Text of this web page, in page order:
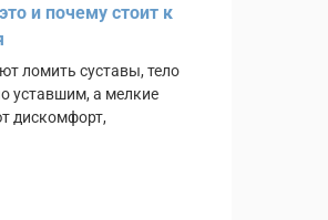
и почему стоит к
ломить суставы, тело
уставшим, а мелкие
дискомфорт,